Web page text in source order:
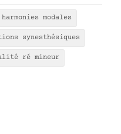
harmonies modales
synesthésiques
ré mineur